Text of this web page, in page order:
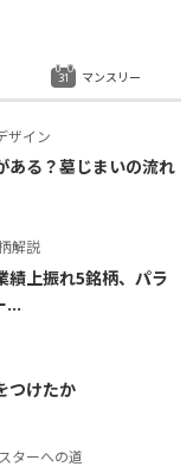
ザイン
ある？墓じまいの流れ
解説
績上振れ5銘柄、パラ
...
つけたか
ターへの道
マンスリー